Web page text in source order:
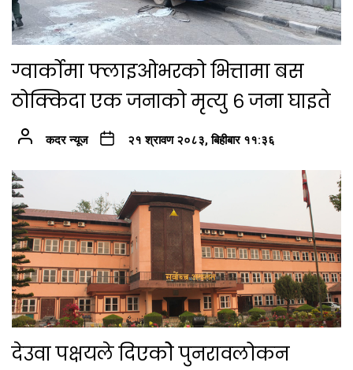
ग्वार्कोमा फ्लाइओभरको भित्तामा बस
ठोक्किदा एक जनाको मृत्यु ६ जना घाइते
कदर न्यूज २१ श्रावण २०८३, बिहीबार ११:३६
देउवा पक्षयले दिएकोे पुनरावलोकन